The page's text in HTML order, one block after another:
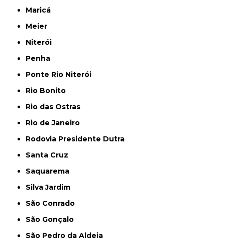
Maricá
Meier
Niterói
Penha
Ponte Rio Niterói
Rio Bonito
Rio das Ostras
Rio de Janeiro
Rodovia Presidente Dutra
Santa Cruz
Saquarema
Silva Jardim
São Conrado
São Gonçalo
São Pedro da Aldeia